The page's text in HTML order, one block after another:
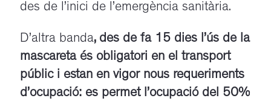
des de l’inici de l’emergència sanitària.
D’altra banda, des de fa 15 dies l’ús de la
mascareta és obligatori en el transport
públic i estan en vigor nous requeriments
d’ocupació: es permet l’ocupació del 50%